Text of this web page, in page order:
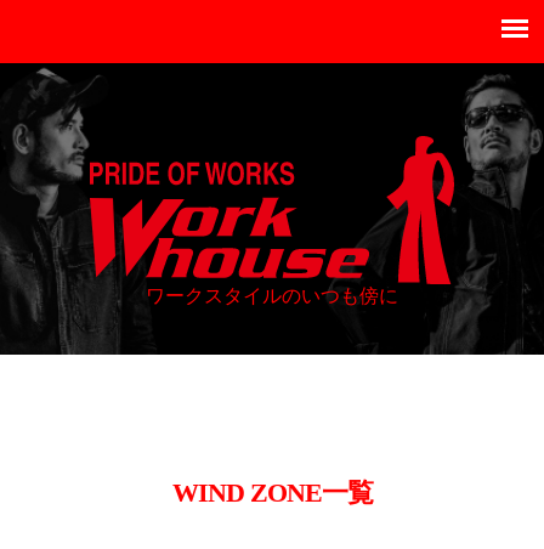
ワークスタイルのいつも傍に
WIND ZONE一覧